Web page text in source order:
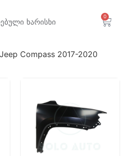
ხარისხი
0
Compass 2017-2020